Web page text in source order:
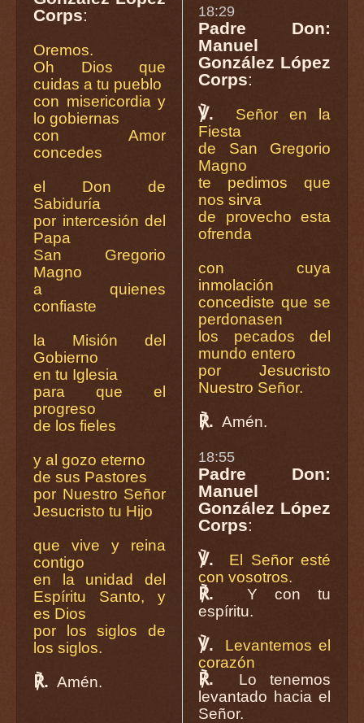
Corps:
Oremos.
Oh Dios que
cuidas a tu pueblo
con misericordia y
lo gobiernas
con Amor
concedes
el Don de
Sabiduría
por intercesión del
Papa
San Gregorio
Magno
a quienes
confiaste
la Misión del
Gobierno
en tu Iglesia
para que el
progreso
de los fieles
y al gozo eterno
de sus Pastores
por Nuestro Señor
Jesucristo tu Hijo
que vive y reina
contigo
en la unidad del
Espíritu Santo, y
es Dios
por los siglos de
los siglos.
℟. Amén.
18:29
Padre Don:
Manuel
González López
Corps:
℣.
Señor en la
Fiesta
de San Gregorio
Magno
te pedimos que
nos sirva
de provecho esta
ofrenda
con cuya
inmolación
concediste que se
perdonasen
los pecados del
mundo entero
por Jesucristo
Nuestro Señor.
℟. Amén.
18:55
Padre Don:
Manuel
González López
Corps:
℣.
El Señor esté
con vosotros.
℟.
Y con tu
espíritu.
℣.
Levantemos el
corazón
℟.
Lo tenemos
levantado hacia el
Señor.